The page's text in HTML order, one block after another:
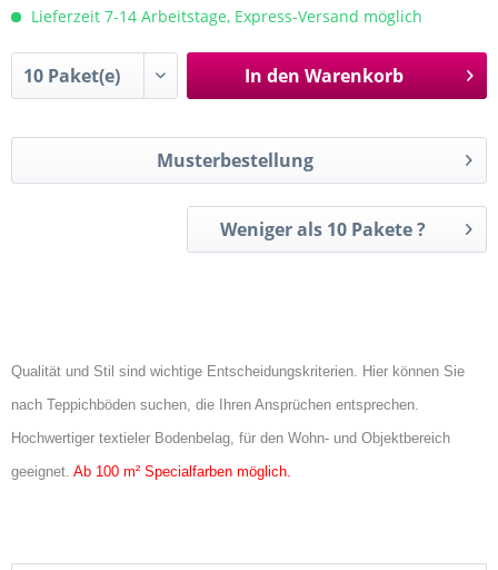
Lieferzeit 7-14 Arbeitstage, Express-Versand möglich
In den Warenkorb
Musterbestellung
Weniger als 10 Pakete ?
Qualität und Stil sind wichtige Entscheidungskriterien. Hier können Sie
nach Teppichböden suchen, die Ihren Ansprüchen entsprechen.
Hochwertiger textieler Bodenbelag, für den Wohn- und Objektbereich
geeignet. Ab 100 m² Specialfarben möglich.